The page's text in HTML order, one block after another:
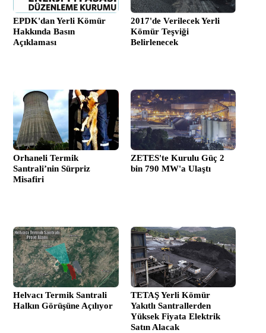
EPDK'dan Yerli Kömür
Hakkında Basın
Açıklaması
2017'de Verilecek Yerli
Kömür Teşviği
Belirlenecek
Orhaneli Termik
Santrali’nin Sürpriz
Misafiri
ZETES'te Kurulu Güç 2
bin 790 MW'a Ulaştı
Helvacı Termik Santrali
Halkın Görüşüne Açılıyor
TETAŞ Yerli Kömür
Yakıtlı Santrallerden
Yüksek Fiyata Elektrik
Satın Alacak